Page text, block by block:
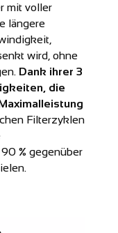
mit voller
längere
wird, ohne
Dank ihrer 3
die
Filterzyklen
% gegenüber